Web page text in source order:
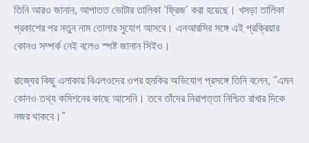
তিনি আরও জানান, আপাতত ভোটার তালিকা ‘ফ্রিজ’ করা হয়েছে। খসড়া তালিকা
প্রকাশের পর নতুন নাম তোলার সুযোগ আসবে। এনআরসির সঙ্গে এই প্রক্রিয়ার
কোনও সম্পর্ক নেই বলেও স্পষ্ট জানান সিইও।
রাজ্যের কিছু এলাকায় বিএলওদের ওপর হুমকির অভিযোগ প্রসঙ্গে তিনি বলেন, “এমন
কোনও তথ্য কমিশনের কাছে আসেনি। তবে তাঁদের নিরাপত্তা নিশ্চিত রাখার দিকে
নজর থাকবে।”